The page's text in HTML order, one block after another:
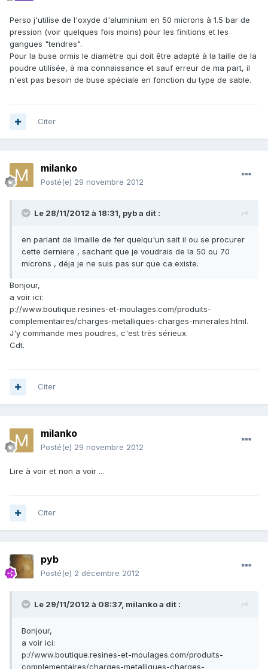
Perso j'utilise de l'oxyde d'aluminium en 50 microns à 1.5 bar de
pression (voir quelques fois moins) pour les finitions et les
gangues "tendres".
Pour la buse ormis le diamètre qui doit être adapté à la taille de la
poudre utilisée, à ma connaissance et sauf erreur de ma part, il
n'est pas besoin de buse spéciale en fonction du type de sable.
Citer
milanko
Posté(e) 29 novembre 2012
Le 28/11/2012 à 18:31, pyb a dit :
en parlant de limaille de fer quelqu'un sait il ou se procurer
cette derniere , sachant que je voudrais de la 50 ou 70
microns , déja je ne suis pas sur que ca existe.
Bonjour,
a voir ici:
p://www.boutique.resines-et-moulages.com/produits-
complementaires/charges-metalliques-charges-minerales.html.
J'y commande mes poudres, c'est très sérieux.
Cdt.
Citer
milanko
Posté(e) 29 novembre 2012
Lire à voir et non a voir ...
Citer
pyb
Posté(e) 2 décembre 2012
Le 29/11/2012 à 08:37, milanko a dit :
Bonjour,
a voir ici:
p://www.boutique.resines-et-moulages.com/produits-
complementaires/charges-metalliques-charges-